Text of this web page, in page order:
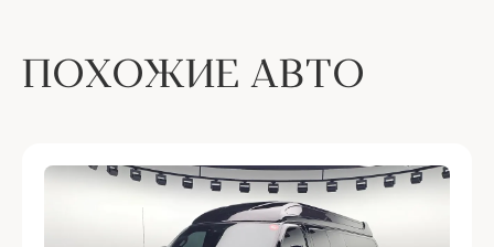
ПОХОЖИЕ АВТО